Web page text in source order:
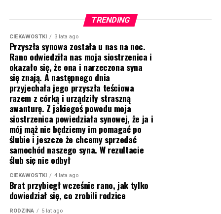
TRENDING
CIEKAWOSTKI 3 lata ago
Przyszła synowa została u nas na noc.
Rano odwiedziła nas moja siostrzenica i
okazało się, że ona i narzeczona syna
się znają. A następnego dnia
przyjechała jego przyszła teściowa
razem z córką i urządziły straszną
awanturę. Z jakiegoś powodu moja
siostrzenica powiedziała synowej, że ja i
mój mąż nie będziemy im pomagać po
ślubie i jeszcze że chcemy sprzedać
samochód naszego syna. W rezultacie
ślub się nie odbył
CIEKAWOSTKI 4 lata ago
Brat przybiegł wcześnie rano, jak tylko
dowiedział się, co zrobili rodzice
RODZINA 5 lat ago